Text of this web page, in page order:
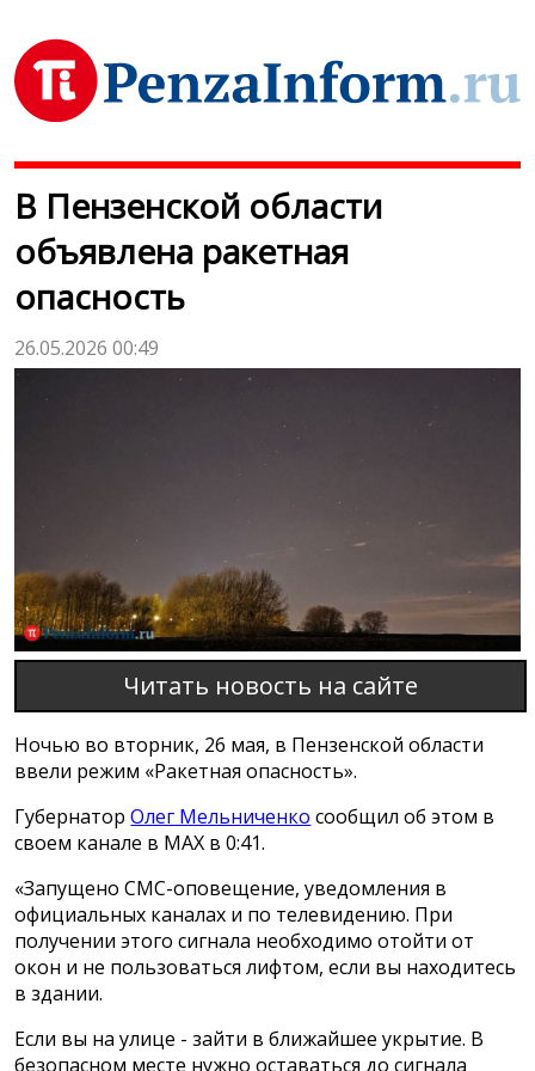
В Пензенской области
объявлена ракетная
опасность
26.05.2026 00:49
Читать новость на сайте
Ночью во вторник, 26 мая, в Пензенской области
ввели режим «Ракетная опасность».
ГубернаторОлег Мельниченко сообщил об этом в
своем канале в МАХ в 0:41.
«Запущено СМС-оповещение, уведомления в
официальных каналах и по телевидению. При
получении этого сигнала необходимо отойти от
окон и не пользоваться лифтом, если вы находитесь
в здании.
Если вы на улице - зайти в ближайшее укрытие. В
безопасном месте нужно оставаться до сигнала